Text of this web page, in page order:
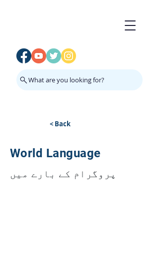
What are you looking for?
< Back
World Language
پروگرام کے بارے میں